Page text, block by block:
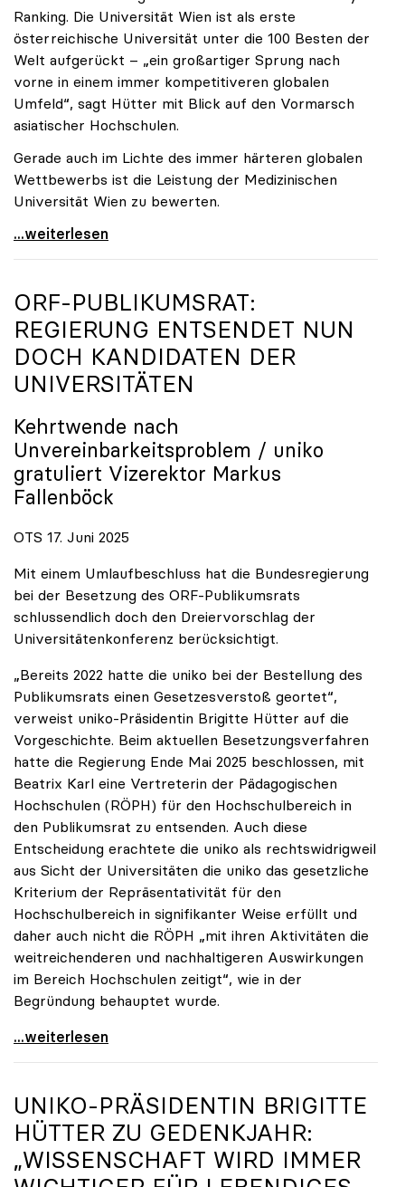
Ranking. Die Universität Wien ist als erste
österreichische Universität unter die 100 Besten der
Welt aufgerückt – „ein großartiger Sprung nach
vorne in einem immer kompetitiveren globalen
Umfeld“, sagt Hütter mit Blick auf den Vormarsch
asiatischer Hochschulen.
Gerade auch im Lichte des immer härteren globalen
Wettbewerbs ist die Leistung der Medizinischen
Universität Wien zu bewerten.
„Top-Rankingplätze heimischer Universitäten geben
...weiterlesen
ORF-PUBLIKUMSRAT:
REGIERUNG ENTSENDET NUN
DOCH KANDIDATEN DER
UNIVERSITÄTEN
Kehrtwende nach
Unvereinbarkeitsproblem / uniko
gratuliert Vizerektor Markus
Fallenböck
OTS 17. Juni 2025
Mit einem Umlaufbeschluss hat die Bundesregierung
bei der Besetzung des ORF-Publikumsrats
schlussendlich doch den Dreiervorschlag der
Universitätenkonferenz berücksichtigt.
„Bereits 2022 hatte die uniko bei der Bestellung des
Publikumsrats einen Gesetzesverstoß geortet“,
verweist uniko-Präsidentin Brigitte Hütter auf die
Vorgeschichte. Beim aktuellen Besetzungsverfahren
hatte die Regierung Ende Mai 2025 beschlossen, mit
Beatrix Karl eine Vertreterin der Pädagogischen
Hochschulen (RÖPH) für den Hochschulbereich in
den Publikumsrat zu entsenden. Auch diese
Entscheidung erachtete die uniko als rechtswidrigweil
aus Sicht der Universitäten die uniko das gesetzliche
Kriterium der Repräsentativität für den
Hochschulbereich in signifikanter Weise erfüllt und
daher auch nicht die RÖPH „mit ihren Aktivitäten die
weitreichenderen und nachhaltigeren Auswirkungen
im Bereich Hochschulen zeitigt“, wie in der
Begründung behauptet wurde.
ORF-Publikumsrat: Regierung entsendet nun doch
...weiterlesen
UNIKO-PRÄSIDENTIN BRIGITTE
HÜTTER ZU GEDENKJAHR:
„WISSENSCHAFT WIRD IMMER